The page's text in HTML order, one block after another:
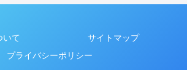
いて
サイトマップ
プライバシーポリシー